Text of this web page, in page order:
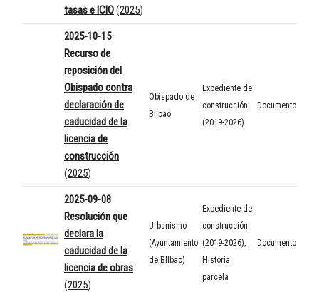
tasas e ICIO(2025)
2025-10-15
Recurso de
reposición del
Obispado contra
declaración de
caducidad de la
licencia de
construcción
(2025)
Obispado de
Bilbao
Expediente de
construcción
(2019-2026)
Documento
2025-09-08
Resolución que
declara la
caducidad de la
licencia de obras
(2025)
Urbanismo
(Ayuntamiento
de BIlbao)
Expediente de
construcción
(2019-2026)
Historia
parcela
Documento